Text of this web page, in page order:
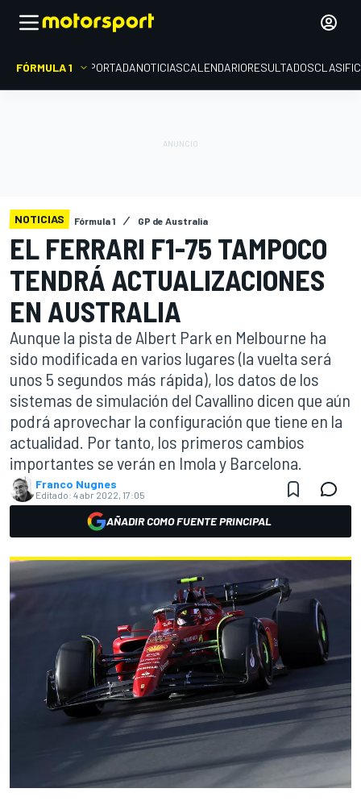
FÓRMULA 1 PORTADANOTICIASCALENDARIORESULTADOS
NOTICIAS Fórmula 1 GP de Australia
EL FERRARI F1-75 TAMPOCO
TENDRÁ ACTUALIZACIONES
EN AUSTRALIA
Aunque la pista de Albert Park en Melbourne ha
sido modificada en varios lugares (la vuelta será
unos 5 segundos más rápida), los datos de los
sistemas de simulación del Cavallino dicen que aún
podrá aprovechar la configuración que tiene en la
actualidad. Por tanto, los primeros cambios
importantes se verán en Imola y Barcelona.
Franco Nugnes
Editado: 4 abr 2022, 17:05
AÑADIR COMO FUENTE PRINCIPAL